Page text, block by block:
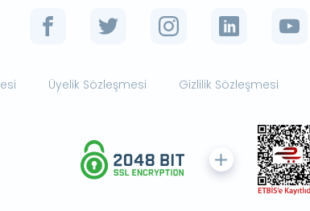
Üyelik Sözleşmesi Gizlilik Sözleşmesi